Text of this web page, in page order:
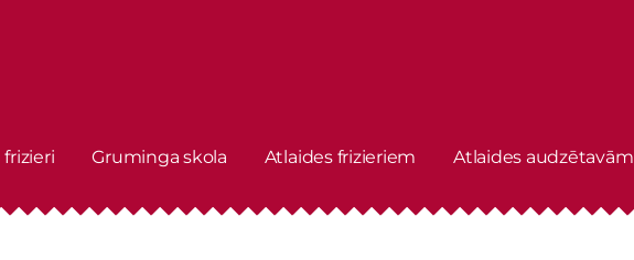
Gruminga skola Atlaides frizieriem Atlaides audzētavām